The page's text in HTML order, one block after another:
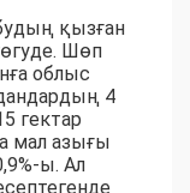
қызған
Шөп
облыс
4
гектар
мал азығы
ы. Ал